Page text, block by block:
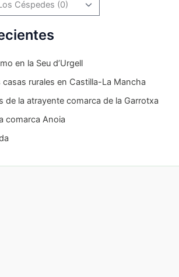
en la Seu d’Urgell
rurales en Castilla-La Mancha
de la atrayente comarca de la Garrotxa
comarca Anoia